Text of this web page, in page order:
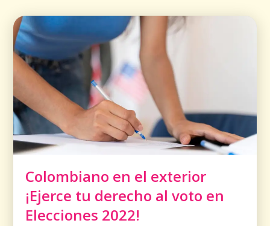
Colombiano en el exterior
¡Ejerce tu derecho al voto en
Elecciones 2022!